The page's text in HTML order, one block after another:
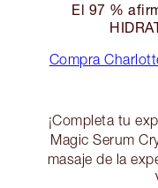
El 97 %
Compra
¡Completa tu
Magic Serum
masaje de la